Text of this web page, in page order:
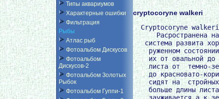
Типы аквариумов
Характерные ошибки
Фильтрация
Рыбы
Атлас рыб
Фотоальбом Дискусов
Фотоальбом
Дискусов-2
Фотоальбом Золотых
Рыбок
Фотоальбом Гуппи-1
cryptocoryne walkeri
Cryptocoryne
Расространена
система развита
руженном
их от овальной до
листа от  темно-
до красновато-
сидят на
больше длины
зауживается,а к